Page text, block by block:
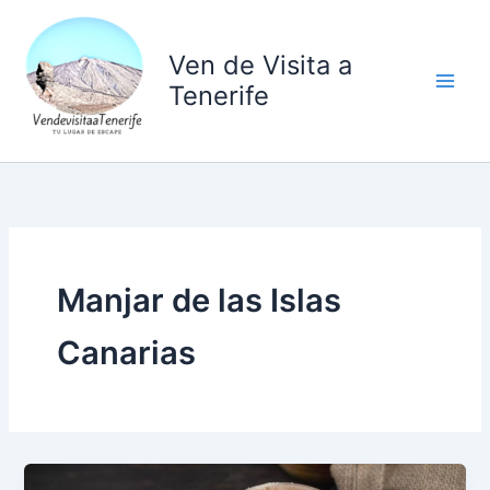
contenido
Ven de Visita a
Tenerife
Manjar de las Islas
Canarias